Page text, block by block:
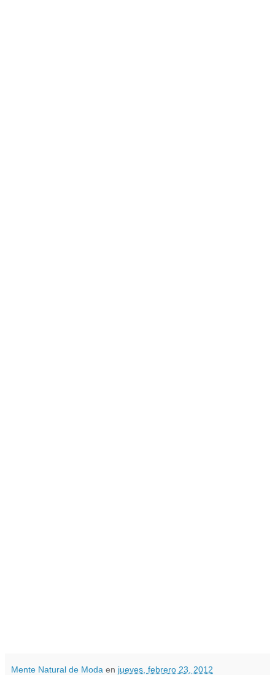
Mente Natural de Moda en jueves, febrero 23, 2012